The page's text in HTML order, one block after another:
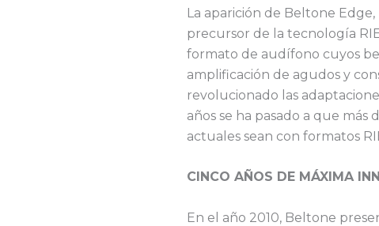
La aparición de Beltone
precursor de la tecnología
formato de audífono cuyos
amplificación de agudos y
revolucionado las
años se ha pasado a que más
actuales sean con formatos
CINCO AÑOS DE MÁXIMA
En el año 2010, Beltone